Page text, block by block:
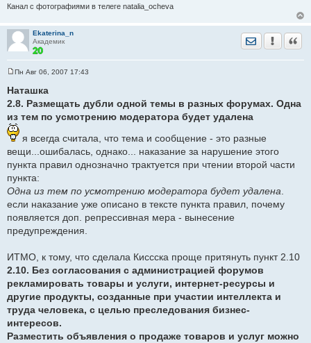
Канал с фотографиями в телеге natalia_ocheva
Ekaterina_n
Академик
Отправить
о
б
е
н
и
Пн Авг 06, 2007 17:43
Наташка
2.8. Размещать дубли одной темы в разных форумах. Одна
из тем по усмотрению модератора будет удалена
я всегда считала, что тема и сообщение - это разные
вещи...ошибалась, однако... наказание за нарушение этого
пункта правил однозначно трактуется при чтении второй части
пункта:
Одна из тем по усмотрению модератора будет удалена.
если наказание уже описано в тексте пункта правил, почему
появляется доп. репрессивная мера - вынесение
предупреждения.
ИТМО, к тому, что сделала Киссска проще притянуть пункт 2.10
2.10. Без согласования с администрацией форумов
рекламировать товары и услуги, интернет-ресурсы и
другие продукты, созданные при участии интеллекта и
труда человека, с целью преследования бизнес-
интересов.
Разместить объявления о продаже товаров и услуг можно